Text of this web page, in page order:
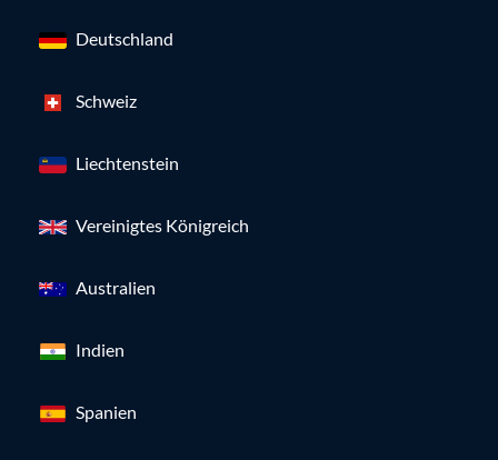
Deutschland
Schweiz
Liechtenstein
Vereinigtes Königreich
Australien
Indien
Spanien